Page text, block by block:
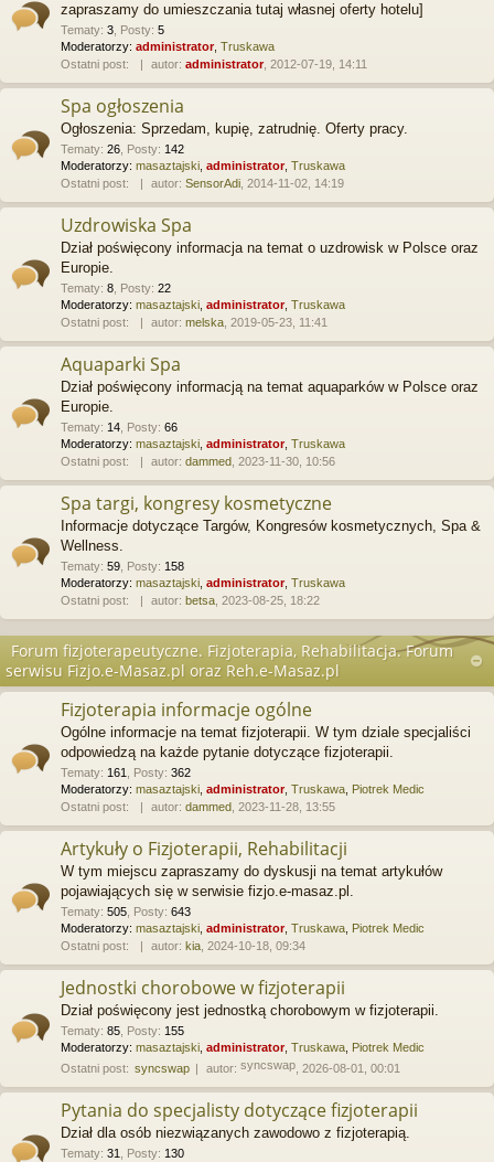
zapraszamy do umieszczania tutaj własnej oferty hotelu]
Tematy: 3 Posty: 5
Moderatorzy: administrator, Truskawa
Ostatni post:
autor: administrator, 2012-07-19, 14:11
Spa ogłoszenia
Ogłoszenia: Sprzedam, kupię, zatrudnię. Oferty pracy.
Tematy: 26 Posty: 142
Moderatorzy: masaztajski administrator, Truskawa
Ostatni post:
autor: SensorAdi , 2014-11-02, 14:19
Uzdrowiska Spa
Dział poświęcony informacja na temat o uzdrowisk w Polsce oraz
Europie.
Tematy: 8 Posty: 22
Moderatorzy: masaztajski administrator, Truskawa
Ostatni post:
autor: melska , 2019-05-23, 11:41
Aquaparki Spa
Dział poświęcony informacją na temat aquaparków w Polsce oraz
Europie.
Tematy: 14 Posty: 66
Moderatorzy: masaztajski administrator, Truskawa
Ostatni post:
autor: dammed , 2023-11-30, 10:56
Spa targi, kongresy kosmetyczne
Informacje dotyczące Targów, Kongresów kosmetycznych, Spa &
Wellness.
Tematy: 59 Posty: 158
Moderatorzy: masaztajski administrator, Truskawa
Ostatni post:
autor: betsa , 2023-08-25, 18:22
Forum fizjoterapeutyczne. Fizjoterapia, Rehabilitacja. Forum
serwisu Fizjo.e-Masaz.pl oraz Reh.e-Masaz.pl
Fizjoterapia informacje ogólne
Ogólne informacje na temat fizjoterapii. W tym dziale specjaliści
odpowiedzą na każde pytanie dotyczące fizjoterapii.
Tematy: 161 Posty: 362
Moderatorzy: masaztajski administrator, Truskawa Piotrek Medic
Ostatni post:
autor: dammed , 2023-11-28, 13:55
Artykuły o Fizjoterapii, Rehabilitacji
W tym miejscu zapraszamy do dyskusji na temat artykułów
pojawiających się w serwisie fizjo.e-masaz.pl.
Tematy: 505 Posty: 643
Moderatorzy: masaztajski administrator, Truskawa Piotrek Medic
Ostatni post:
autor: kia , 2024-10-18, 09:34
Jednostki chorobowe w fizjoterapii
Dział poświęcony jest jednostką chorobowym w fizjoterapii.
Tematy: 85 Posty: 155
Moderatorzy: masaztajski administrator, Truskawa Piotrek Medic
Ostatni post: syncswap autor: syncswap , 2026-08-01, 00:01
Pytania do specjalisty dotyczące fizjoterapii
Dział dla osób niezwiązanych zawodowo z fizjoterapią.
Tematy: 31 Posty: 130